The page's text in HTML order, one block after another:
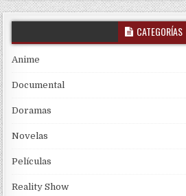
CATEGORÍAS
Anime
Documental
Doramas
Novelas
Películas
Reality Show